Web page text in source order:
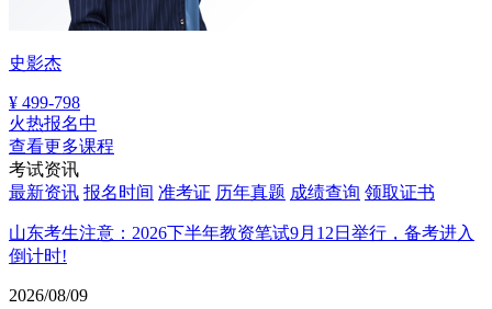
史影杰
¥ 499-798
火热报名中
查看更多课程
考试资讯
最新资讯 报名时间 准考证 历年真题 成绩查询 领取证书
山东考生注意：2026下半年教资笔试9月12日举行，备考进入
倒计时!
2026/08/09